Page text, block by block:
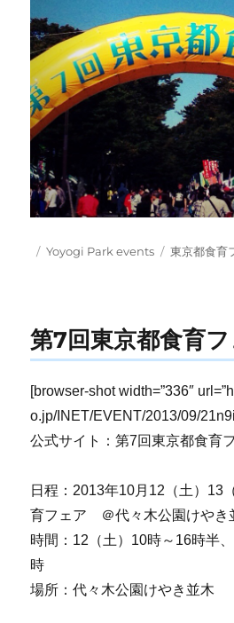
Posted
Categories
Yoyogi Park events Tags
東京都食育
第7回東京都食育
[browser-shot width=”336″
o.jp/INET/EVENT/2013/09/
公式サイト：第7回東京都食育
日程：2013年10月12（土）13
育フェア ＠代々木公園けやき
時間：12（土）10時～16時半
時
場所：代々木公園けやき並木